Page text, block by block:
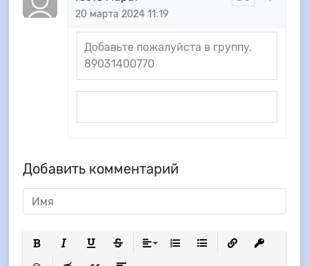
20 марта 2024 11:19
Добавьте пожалуйста в группу.
89031400770
Добавить комментарий
Полужирный
Курсив